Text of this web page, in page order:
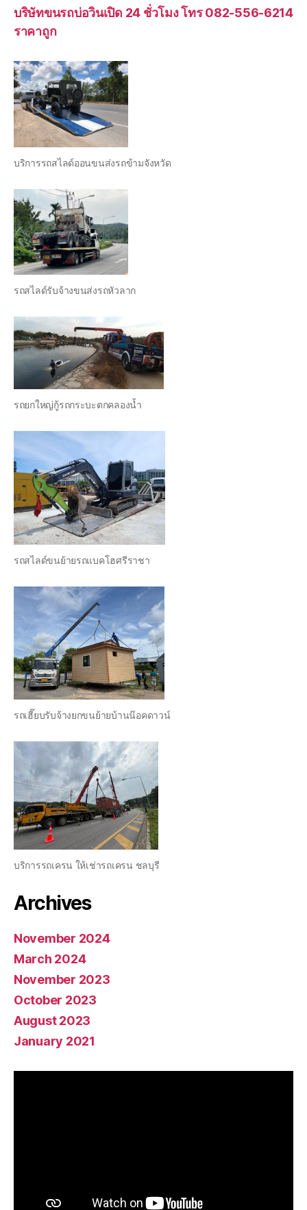
บริษัทขนรถบ่อวินเปิด 24 ชั่วโมง โทร 082-556-6214
ราคาถูก
บริการรถสไลด์ออนขนส่งรถข้ามจังหวัด
รถสไลด์รับจ้างขนส่งรถหัวลาก
รถยกใหญ่กู้รถกระบะตกคลองน้ำ
รถสไลด์ขนย้ายรถแบคโฮศรีราชา
รถเฮี๊ยบรับจ้างยกขนย้ายบ้านน๊อคดาวน์
บริการรถเครน ให้เช่ารถเครน ชลบุรี
Archives
November 2024
March 2024
November 2023
October 2023
August 2023
January 2021